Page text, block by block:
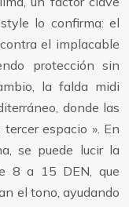
lo confirma: el
el implacable
protección sin
la falda midi
donde las
espacio ». En
se puede lucir la
8 a 15 DEN, que
el tono, ayudando